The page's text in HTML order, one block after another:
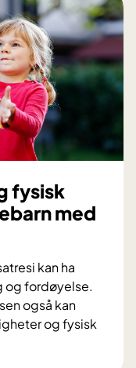
fysisk
med
kan ha
og fordøyelse.
også kan
og fysisk